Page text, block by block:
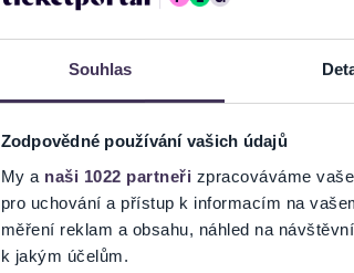
Souhlas
Zodpovědné používání vašich údajů
My a naši 1022 partneři zpracováváme
pro uchování a přístup k informacím na
měření reklam a obsahu, náhled na
k jakým účelům.
účet``
V